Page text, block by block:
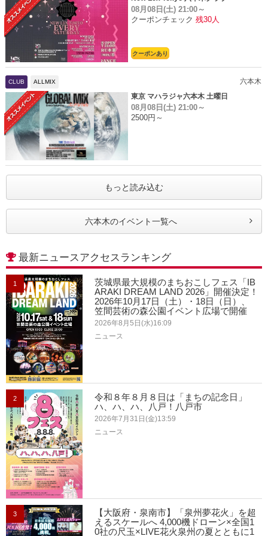
08月08日(土) 21:00～
クーポンチェック 残30人
クーポンあり
CLUB ALLMIX
六本木
東京 マハラジャ六本木 土曜日
08月08日(土) 21:00～
2500円～
もっと読み込む
六本木のイベント一覧へ
最新ニュースアクセスランキング
1
茨城県最大規模のまちおこしフェス「IB
ARAKI DREAM LAND 2026」開催決定！
2026年10月17日（土）・18日（日）、
笠間芸術の森公園イベント広場で開催
2026年8月5日(水)16:09
ニュース
2
令和８年８月８日は「まちの記念日」
ハ、ハ、ハ、八戸！八戸市
2026年7月31日(金)13:59
ニュース
3
【大阪府・泉南市】「泉州夢花火」を超
えるスケールへ 4,000機ドローン×全国1
0社の尺玉×LIVE花火泉州の夏とともに1